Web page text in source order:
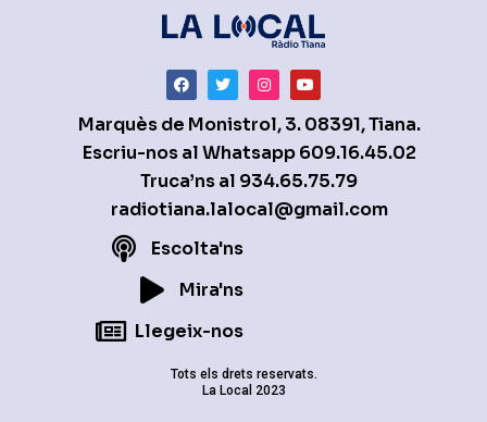
Marquès de Monistrol, 3. 08391, Tiana.
Escriu-nos al Whatsapp609.16.45.02
Truca’ns al 934.65.75.79
radiotiana.lalocal@gmail.com
Escolta'ns
Mira'ns
Llegeix-nos
Tots els drets reservats.
La Local 2023